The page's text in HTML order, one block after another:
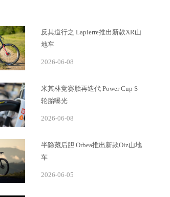
反其道行之 Lapierre推出新款XR山
地车
2026-06-08
米其林竞赛胎再迭代 Power Cup S
轮胎曝光
2026-06-08
半隐藏后胆 Orbea推出新款Oiz山地
车
2026-06-05